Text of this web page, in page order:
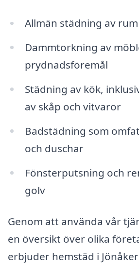
Allmän städning av
Dammtorkning av
prydnadsföremål
Städning av kök,
av skåp och vitvaror
Badstädning som
och duschar
Fönsterputsning och
golv
Genom att använda vår
en översikt över olika
erbjuder hemstäd i